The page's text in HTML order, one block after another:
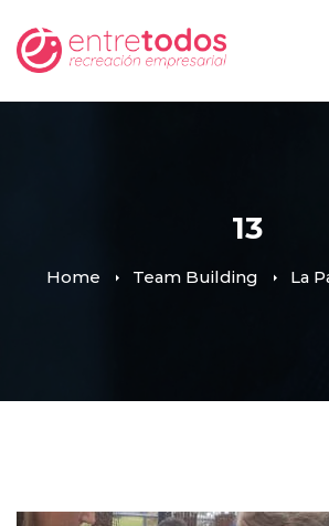
13
Home Team Building La